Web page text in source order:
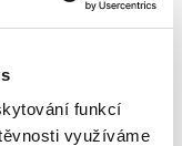
funkcí
využíváme